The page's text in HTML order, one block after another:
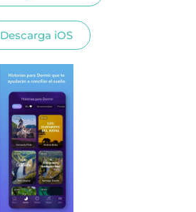
Descarga iOS